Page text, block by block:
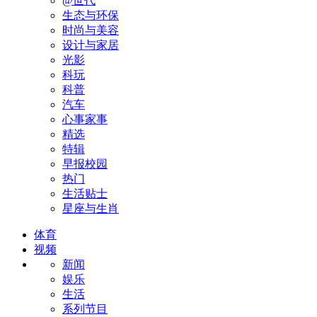
生态与环保
时尚与美容
设计与家居
光影
科玩
科普
汽车
心事家事
精选
特辑
早报校园
热门
生活贴士
星座与生肖
体育
视频
新闻
娱乐
生活
系列节目